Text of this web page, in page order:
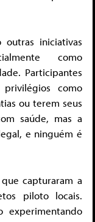
outras iniciativas
como
Participantes
como
ou terem seus
saúde, mas a
e ninguém é
capturaram a
piloto locais.
experimentando